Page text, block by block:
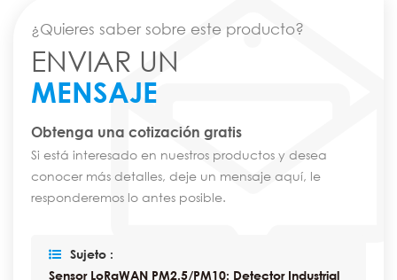
¿Quieres saber sobre este producto?
ENVIAR UN
MENSAJE
Obtenga una cotización gratis
Si está interesado en nuestros productos y desea
conocer más detalles, deje un mensaje aquí, le
responderemos lo antes posible.
Sujeto :
Sensor LoRaWAN PM2.5/PM10: Detector Industrial